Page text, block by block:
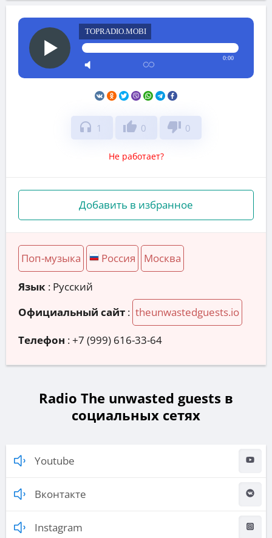
TOPRADIO.MOBI
0:00
headphones 1 thumb_up 0 thumb_down 0
Не работает?
Добавить в избранное
Поп-музыка Россия Москва
Язык : Русский
Официальный сайт : theunwastedguests.io
Телефон :+7 (999) 616-33-64
Radio The unwasted guests в
социальных сетях
Youtube
Вконтакте
Instagram